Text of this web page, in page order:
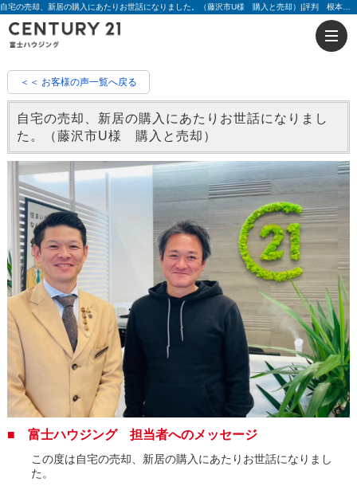
＜＜ お客様の声一覧へ戻る
自宅の売却、新居の購入にあたりお世話になりまし
た。（藤沢市U様 購入と売却）
■ 富士ハウジング 担当者へのメッセージ
この度は自宅の売却、新居の購入にあたりお世話になりまし
た。